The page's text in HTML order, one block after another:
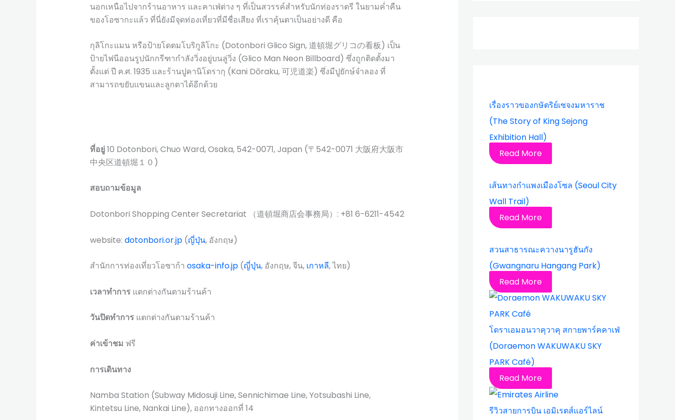
นอกเหนือไปจากร้านอาหาร และคาเฟ่ต่าง ๆ ที่เป็นสวรรค์สำหรับนักท่องราตรี ในยามค่ำคืน
ของโอซากะแล้ว ที่นี่ยังมีจุดท่องเที่ยวที่มีชื่อเสียง ที่เราคุ้นตาเป็นอย่างดี คือ
กุลิโกะแมน หรือป้ายโดตมโบริกูลิโกะ (Dotonbori Glico Sign, 道頓堀グリコの看板) เป็น
ป้ายไฟนีออนรูปนักกรีฑากำลังวิ่งอยู่บนลู่วิ่ง (Glico Man Neon Billboard) ซึ่งถูกติดตั้งมา
ตั้งแต่ ปี ค.ศ. 1935 และร้านปูคานิโดรากุ (Kani Dōraku, 可児道楽) ซึ่งมีปูยักษ์จำลอง ที่
สามารถขยับแขนและลูกตาได้อีกด้วย
ที่อยู่10 Dotonbori, Chuo Ward, Osaka, 542-0071, Japan (〒542-0071 大阪府大阪市
中央区道頓堀１０)
สอบถามข้อมูล
Dotonbori Shopping Center Secretariat （道頓堀商店会事務局）: +81 6-6211-4542
website: dotonbori.or.jp(ญี่ปุ่น, อังกฤษ)
สำนักการท่องเที่ยวโอซาก้า osaka-info.jp(ญี่ปุ่น, อังกฤษ, จีน, เกาหลี, ไทย)
เวลาทำการแตกต่างกันตามร้านค้า
วันปิดทำการ แตกต่างกันตามร้านค้า
ค่าเข้าชม ฟรี
การเดินทาง
Namba Station (Subway Midosuji Line, Sennichimae Line, Yotsubashi Line,
Kintetsu Line, Nankai Line), ออกทางออกที่ 14
เรื่องราวของกษัตริย์เซจงมหาราช
(The Story of King Sejong
Exhibition Hall)
Read More
เส้นทางกำแพงเมืองโซล (Seoul City
Wall Trail)
Read More
สวนสาธารณะควางนารูฮันกัง
(Gwangnaru Hangang Park)
Read More
โดราเอมอนวาคุวาคุ สกายพาร์คคาเฟ่
(Doraemon WAKUWAKU SKY
PARK Café)
Read More
รีวิวสายการบิน เอมิเรตส์แอร์ไลน์